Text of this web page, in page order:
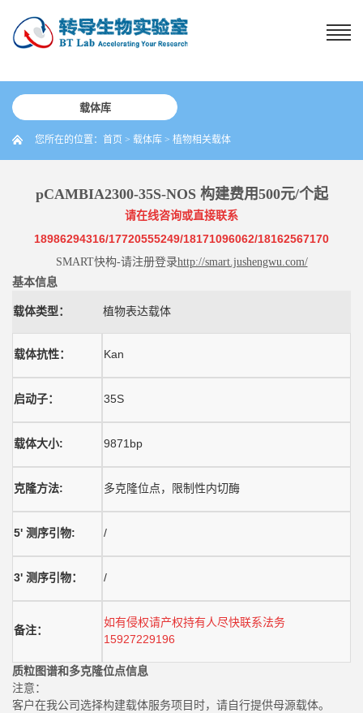
载体库
您所在的位置： 首页 > 载体库 > 植物相关载体
pCAMBIA2300-35S-NOS 构建费用500元/个起
请在线咨询或直接联系
18986294316/17720555249/18171096062/18162567170
SMART快构-请注册登录http://smart.jushengwu.com/
基本信息
载体类型： 植物表达载体
载体抗性： Kan
启动子： 35S
载体大小: 9871bp
克隆方法: 多克隆位点，限制性内切酶
5' 测序引物: /
3' 测序引物： /
备注：
如有侵权请产权持有人尽快联系法务
15927229196
质粒图谱和多克隆位点信息
注意：
客户在我公司选择构建载体服务项目时，请自行提供母源载体。